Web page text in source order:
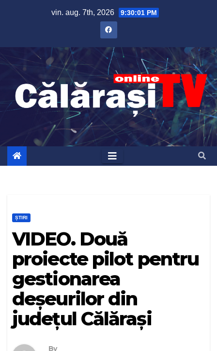
vin. aug. 7th, 2026 9:30:02 PM
ȘTIRI
VIDEO. Două
proiecte pilot pentru
gestionarea
deșeurilor din
județul Călărași
By